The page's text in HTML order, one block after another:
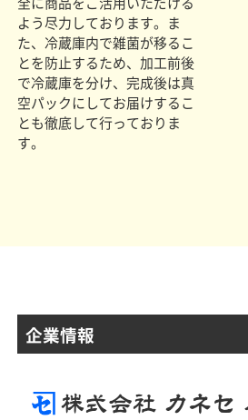
よう尽力しております。ま
た、冷蔵庫内で雑菌が移るこ
とを防止するため、加工前後
で冷蔵庫を分け、完成後は真
空パックにしてお届けするこ
とも徹底して行っておりま
す。
企業情報